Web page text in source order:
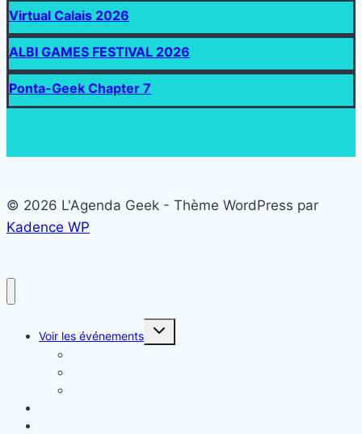
Virtual Calais 2026
ALBI GAMES FESTIVAL 2026
Ponta-Geek Chapter 7
© 2026 L'Agenda Geek - Thème WordPress par
Kadence WP
Voir les événements
Ouvrir/fermer